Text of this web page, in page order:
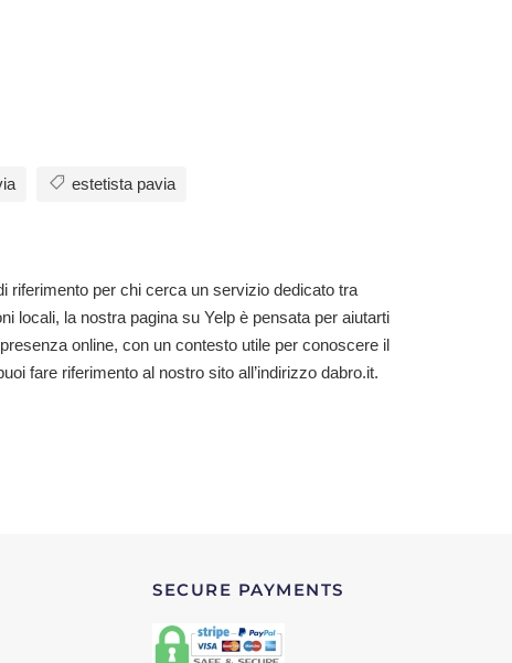
estetista pavia
riferimento per chi cerca un servizio dedicato tra
locali, la nostra pagina su Yelp è pensata per aiutarti
online, con un contesto utile per conoscere il
fare riferimento al nostro sito all’indirizzo dabro.it.
SECURE PAYMENTS